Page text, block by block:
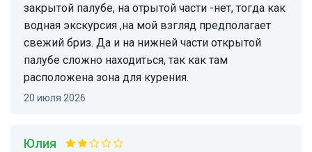
закрытой палубе, на отрытой части -нет, тогда как
водная экскурсия ,на мой взгляд предполагает
свежий бриз. Да и на нижней части открытой
палубе сложно находиться, так как там
расположена зона для курения.
20 июля 2026
Юлия